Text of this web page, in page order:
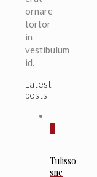
ornare
tortor
in
vestibulum
id.
Latest
posts
Tulisso
snc